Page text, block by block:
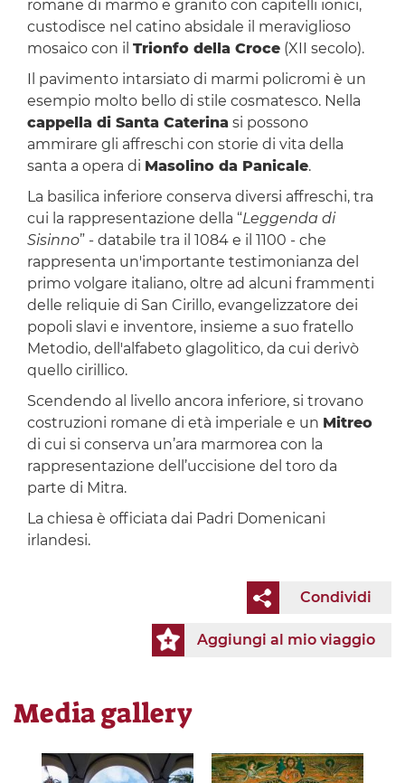
romane di marmo e granito con capitelli ionici,
custodisce nel catino absidale il meraviglioso
mosaico con il Trionfo della Croce(XII secolo).
Il pavimento intarsiato di marmi policromi è un
esempio molto bello di stile cosmatesco. Nella
cappella di Santa Caterina si possono
ammirare gli affreschi con storie di vita della
santa a opera di Masolino da Panicale.
La basilica inferiore conserva diversi affreschi, tra
cui la rappresentazione della “Leggenda di
Sisinno” - databile tra il 1084 e il 1100 - che
rappresenta un'importante testimonianza del
primo volgare italiano, oltre ad alcuni frammenti
delle reliquie di San Cirillo, evangelizzatore dei
popoli slavi e inventore, insieme a suo fratello
Metodio, dell'alfabeto glagolitico, da cui derivò
quello cirillico.
Scendendo al livello ancora inferiore, si trovano
costruzioni romane di età imperiale e un Mitreo
di cui si conserva un’ara marmorea con la
rappresentazione dell’uccisione del toro da
parte di Mitra.
La chiesa è officiata dai Padri Domenicani
irlandesi.
Condividi
Aggiungi al mio viaggio
Media gallery